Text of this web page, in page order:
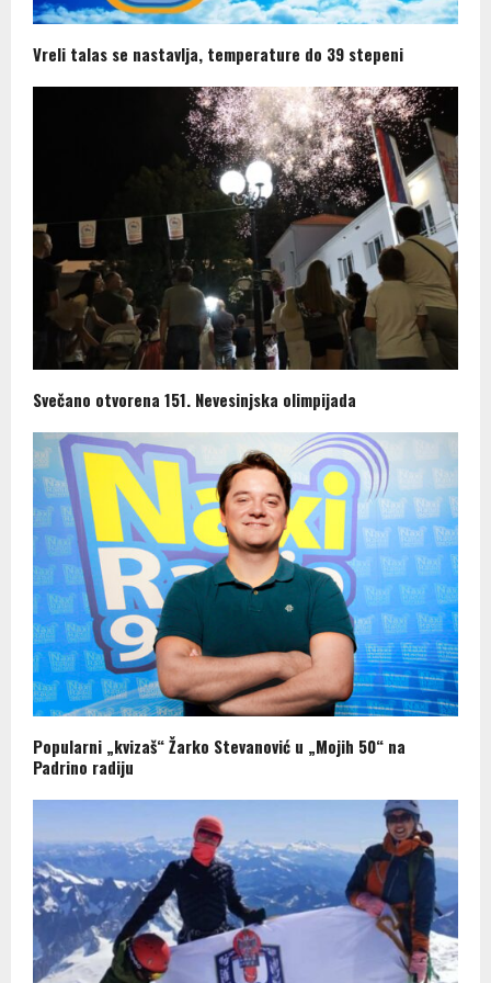
Vreli talas se nastavlja, temperature do 39 stepeni
Svečano otvorena 151. Nevesinjska olimpijada
Popularni „kvizaš“ Žarko Stevanović u „Mojih 50“ na
Padrino radiju